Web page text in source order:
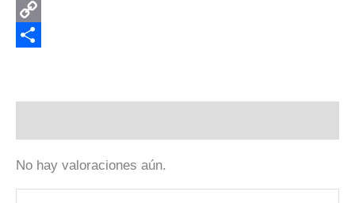
Threads
Copy
No hay valoraciones aún.